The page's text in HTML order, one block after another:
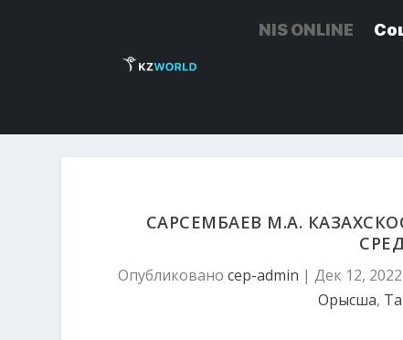
NIS ONLINE
NIS ONLINE
САРСЕМБАЕВ М.А.
Опубликованоcep-admin |Дек 12, 2022
Орысша,